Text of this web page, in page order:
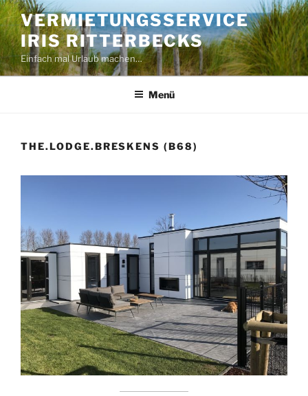
Zum
Inhalt
springen
VERMIETUNGSSERVICE
IRIS RITTERBECKS
Einfach mal Urlaub machen…
Menü
THE.LODGE.BRESKENS (B68)